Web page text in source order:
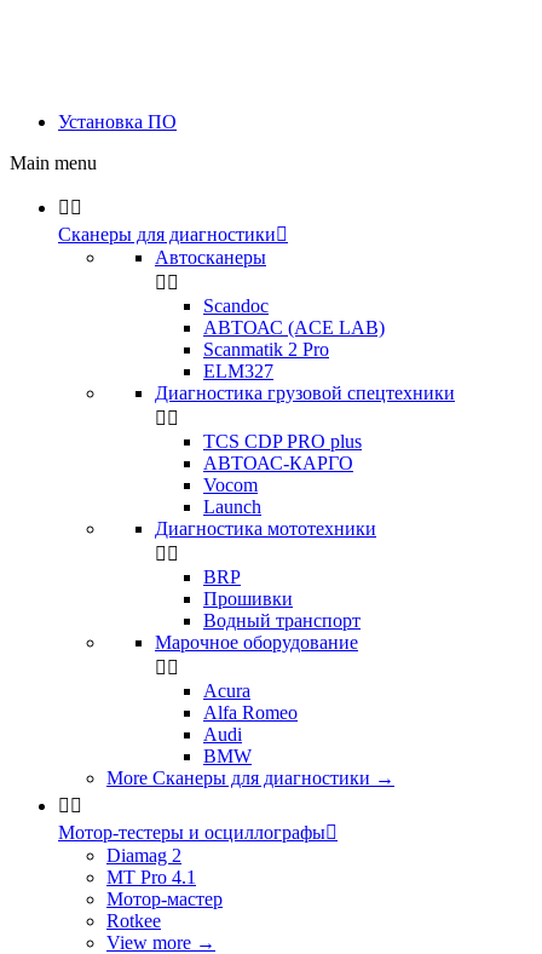
Установка ПО
Main menu
 
Сканеры для диагностики
Автосканеры
 
Scandoc
АВТОАС (ACE LAB)
Scanmatik 2 Pro
ELM327
Диагностика грузовой спецтехники
 
TCS CDP PRO plus
АВТОАС-КАРГО
Vocom
Launch
Диагностика мототехники
 
BRP
Прошивки
Водный транспорт
Марочное оборудование
 
Acura
Alfa Romeo
Audi
BMW
More Сканеры для диагностики →
 
Мотор-тестеры и осциллографы
Diamag 2
MT Pro 4.1
Мотор-мастер
Rotkee
View more →